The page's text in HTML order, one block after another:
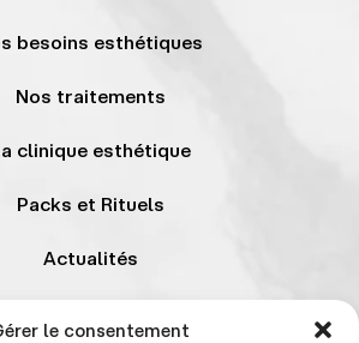
le consentement
besoins esthétiques
Nos traitements
clinique esthétique
Packs et Rituels
Actualités